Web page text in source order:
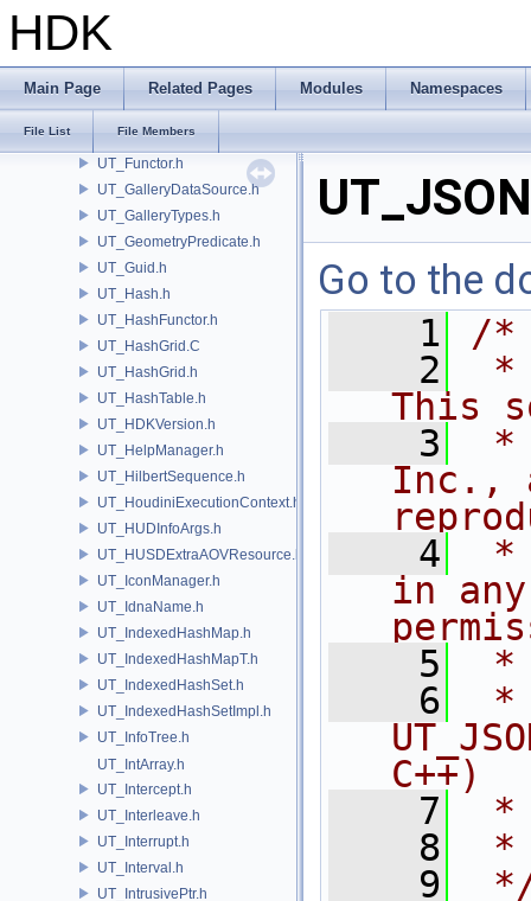
HDK
Main Page Related Pages Modules Namespaces
File List File Members
UT_FSA.h
UT_FSATable.h
UT_Function.h
UT_Functor.C
UT_Functor.h
UT_GalleryDataSource.h
UT_GalleryTypes.h
UT_GeometryPredicate.h
UT_Guid.h
UT_Hash.h
UT_HashFunctor.h
UT_HashGrid.C
UT_HashGrid.h
UT_HashTable.h
UT_HDKVersion.h
UT_HelpManager.h
UT_HilbertSequence.h
UT_HoudiniExecutionContext.h
UT_HUDInfoArgs.h
UT_HUSDExtraAOVResource.h
UT_IconManager.h
UT_IdnaName.h
UT_IndexedHashMap.h
UT_IndexedHashMapT.h
UT_IndexedHashSet.h
UT_IndexedHashSetImpl.h
UT_InfoTree.h
UT_IntArray.h
UT_Intercept.h
UT_Interleave.h
UT_Interrupt.h
UT_Interval.h
UT_IntrusivePtr.h
Go to the
    1
/*
    2
*
This
    3
*
Inc.,
    4
*
in
    5
*
    6
*
C++)
    7
*
    8
*
    9